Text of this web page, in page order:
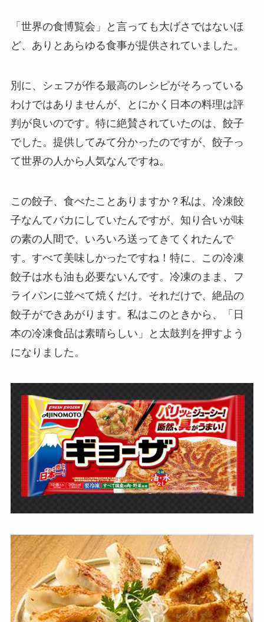
「世界の食博覧会」と言っても大げさではないほ
ど、ありとあらゆる食事が提供されていました。
別に、シェフが作る最高のレシピがそろっている
わけではありませんが、とにかく日本の料理は評
判が良いのです。特に絶賛されていたのは、餃子
でした。提供してみて分かったのですが、餃子っ
て世界の人から人気なんですね。
この餃子、食べたことありますか？私は、冷凍餃
子なんてバカにしていたんですが、知り合いが味
の素の人間で、いろいろ送ってきてくれたんで
す。すべて美味しかったですね！特に、この冷凍
餃子は水も油も必要ないんです。冷凍のまま、フ
ライパンに並べて焼くだけ。それだけで、絶品の
餃子ができあがります。私はこのときから、「日
本の冷凍食品は素晴らしい」と太鼓判を押すよう
になりました。